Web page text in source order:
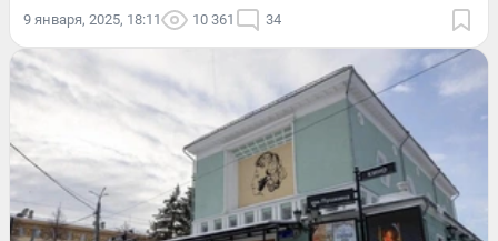
9 января, 2025, 18:11 10 361 34